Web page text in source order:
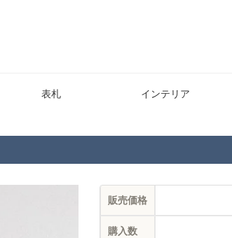
表札 インテリア
販売価格
購入数